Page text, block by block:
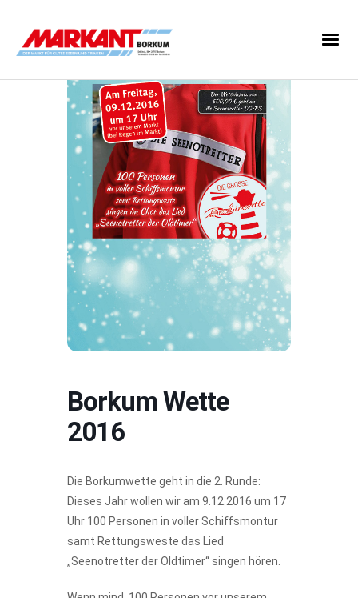
Borkum Wette
2016
Die Borkumwette geht in die 2. Runde:
Dieses Jahr wollen wir am 9.12.2016 um 17
Uhr 100 Personen in voller Schiffsmontur
samt Rettungsweste das Lied
„Seenotretter der Oldtimer“ singen hören.